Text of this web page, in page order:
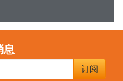
息
订阅